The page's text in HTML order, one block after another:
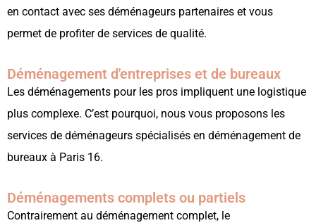
en contact avec ses déménageurs partenaires et vous
permet de profiter de services de qualité.
Déménagement d'entreprises et de bureaux
Les déménagements pour les pros impliquent une logistique
plus complexe. C’est pourquoi, nous vous proposons les
services de déménageurs spécialisés en déménagement de
bureaux à Paris 16.
Déménagements complets ou partiels
Contrairement au déménagement complet, le